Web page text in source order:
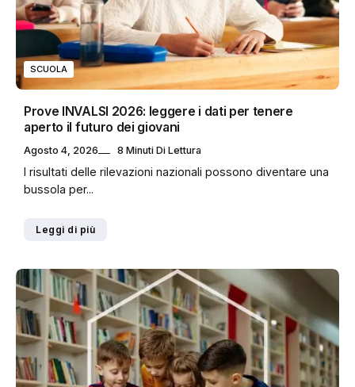
SCUOLA
Prove INVALSI 2026: leggere i dati per tenere
aperto il futuro dei giovani
Agosto 4, 2026 8 Minuti Di Lettura
I risultati delle rilevazioni nazionali possono diventare una
bussola per...
Leggi di più